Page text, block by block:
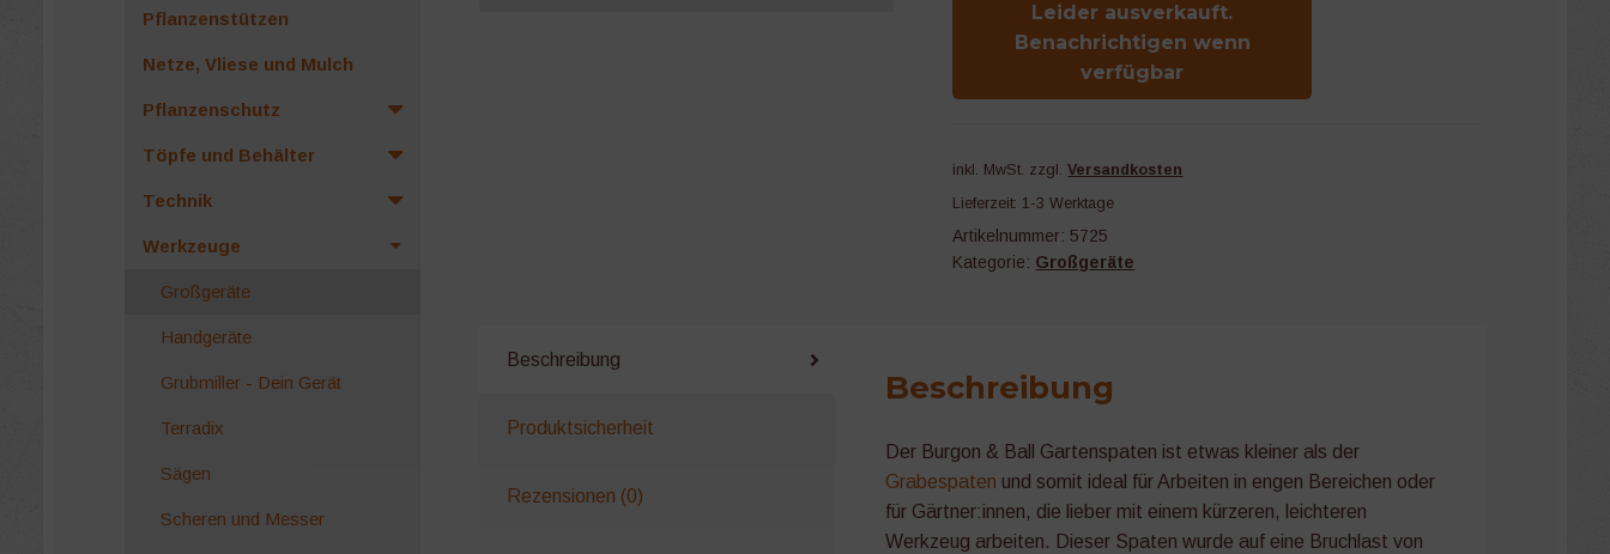
Leider ausverkauft.
Benachrichtigen wenn
verfügbar
inkl. MwSt. zzgl.Versandkosten
Lieferzeit: 1-3 Werktage
Artikelnummer: 5725
Kategorie: Großgeräte
Beschreibung
Produktsicherheit
Rezensionen (0)
Beschreibung
Der Burgon & Ball Gartenspaten ist etwas kleiner als der
Grabespaten und somit ideal für Arbeiten in engen Bereichen oder
für Gärtner:innen, die lieber mit einem kürzeren, leichteren
Werkzeug arbeiten. Dieser Spaten wurde auf eine Bruchlast von
Pflanzenstützen
Netze, Vliese und Mulch
Pflanzenschutz
Töpfe und Behälter
Technik
Werkzeuge
Großgeräte
Handgeräte
Grubmiller - Dein Gerät
Terradix
Sägen
Scheren und Messer